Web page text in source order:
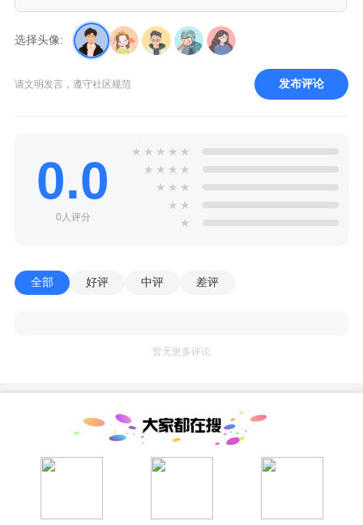
选择头像:
请文明发言，遵守社区规范 发布评论
0.0
0人评分
★ ★ ★ ★ ★
★ ★ ★ ★
★ ★ ★
★ ★
★
全部 好评 中评 差评
暂无更多评论